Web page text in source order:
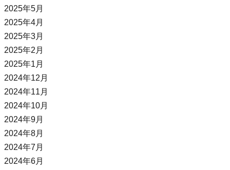
2025年5月
2025年4月
2025年3月
2025年2月
2025年1月
2024年12月
2024年11月
2024年10月
2024年9月
2024年8月
2024年7月
2024年6月